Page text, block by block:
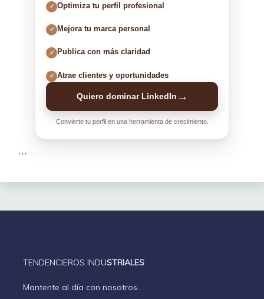
✓ Optimiza tu perfil profesional
✓ Mejora tu marca personal
✓ Publica con más claridad
✓ Atrae clientes y oportunidades
Quiero dominar LinkedIn →
Convierte tu perfil en una herramienta de crecimiento.
```
TENDENCIEROS INDUSTRIALES
Mantente al día con nosotros.